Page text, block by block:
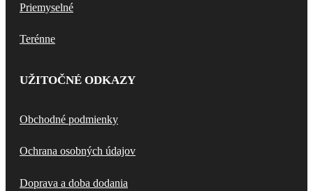
Priemyselné
Terénne
UŽITOČNÉ ODKAZY
Obchodné podmienky
Ochrana osobných údajov
Doprava a doba dodania